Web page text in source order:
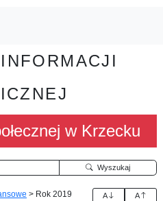
w Krzecku
Wyszukaj
> Rok 2019 A A